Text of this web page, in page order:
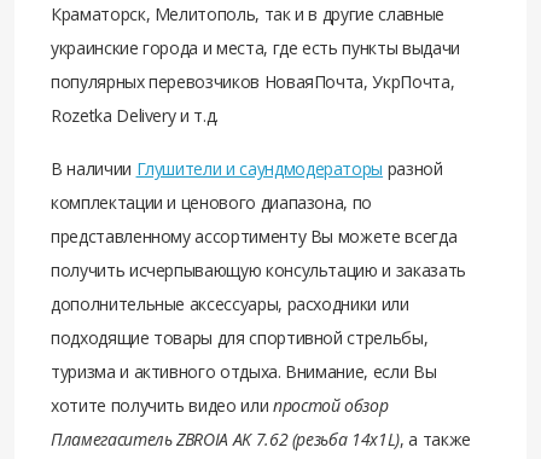
Краматорск, Мелитополь, так и в другие славные
украинские города и места, где есть пункты выдачи
популярных перевозчиков НоваяПочта, УкрПочта,
Rozetka Delivery и т.д.
В наличии Глушители и саундмодераторы разной
комплектации и ценового диапазона, по
представленному ассортименту Вы можете всегда
получить исчерпывающую консультацию и заказать
дополнительные аксессуары, расходники или
подходящие товары для спортивной стрельбы,
туризма и активного отдыха. Внимание, если Вы
хотите получить видео или простой обзор
Пламегаситель ZBROIA AK 7.62 (резьба 14x1L), а также